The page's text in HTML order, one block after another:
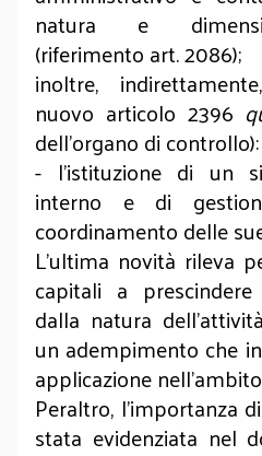
natura e
(riferimento art. 2086);
inoltre,
nuovo articolo 2396
dell’organo di controllo):
- l’istituzione di un
interno e di
coordinamento delle
L’ultima novità rileva
capitali a
dalla natura
un adempimento che
applicazione
Peraltro, l’importanza
stata evidenziata nel